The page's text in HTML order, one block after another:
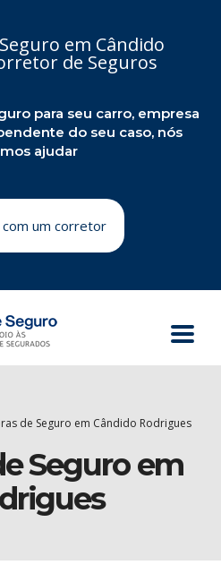
em Cândido
de Seguros
para seu carro, empresa
do seu caso, nós
ajudar
com um corretor
de Seguro em Cândido Rodrigues
Seguro em